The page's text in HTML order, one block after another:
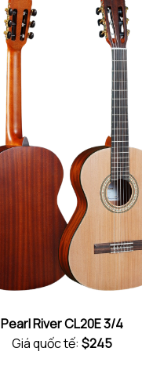
Pearl River CL20E 3/4
Giá quốc tế: $245